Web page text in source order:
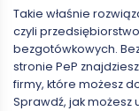
Takie właśnie
czyli
bezgotówkowych.
stronie PeP
firmy, które możesz
Sprawdź, jak możesz